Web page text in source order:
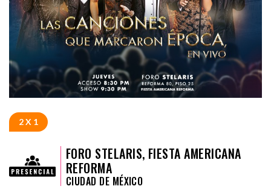
FORO STELARIS, FIESTA AMERICANA
REFORMA
CIUDAD DE MÉXICO
2 X 1